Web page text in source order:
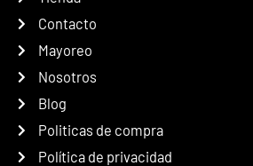
Contacto
Mayoreo
Nosotros
Blog
Politicas de compra
Política de privacidad